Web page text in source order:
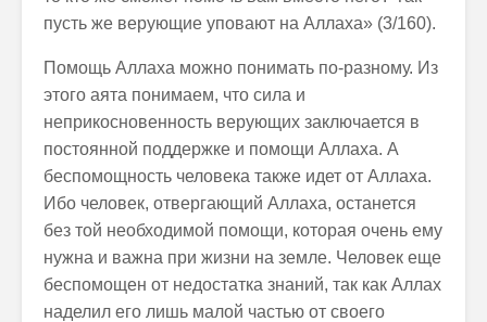
пусть же верующие уповают на Аллаха» (3/160).
Помощь Аллаха можно понимать по-разному. Из
этого аята понимаем, что сила и
неприкосновенность верующих заключается в
постоянной поддержке и помощи Аллаха. А
беспомощность человека также идет от Аллаха.
Ибо человек, отвергающий Аллаха, останется
без той необходимой помощи, которая очень ему
нужна и важна при жизни на земле. Человек еще
беспомощен от недостатка знаний, так как Аллах
наделил его лишь малой частью от своего